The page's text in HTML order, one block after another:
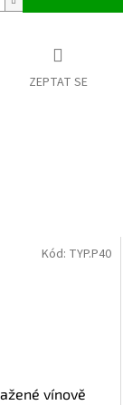
ZEPTAT SE
vínově
Kód: TYP.P40